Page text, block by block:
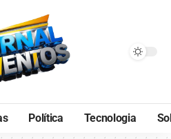
Política Tecnologia